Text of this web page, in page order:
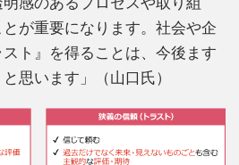
が重要になります。社会や企
ト』を得ることは、今後ます
思います」（山口氏）